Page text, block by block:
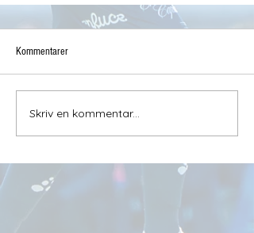
Kommentarer
Skriv en kommentar...